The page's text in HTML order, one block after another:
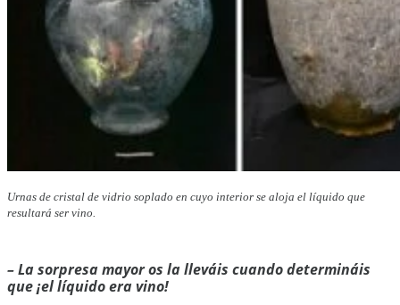
Urnas de cristal de vidrio soplado en cuyo interior se aloja el líquido que
resultará ser vino.
– La sorpresa mayor os la lleváis cuando determináis
que ¡el líquido era vino!